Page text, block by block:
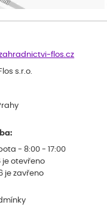
flos.cz
s.r.o.
- 8:00 - 17:00
je otevřeno
je zavřeno